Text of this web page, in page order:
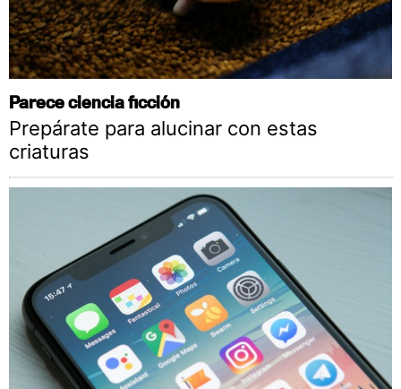
Parece ciencia ficción
Prepárate para alucinar con estas
criaturas